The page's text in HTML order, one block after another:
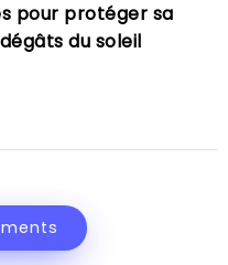
pour protéger sa
du soleil